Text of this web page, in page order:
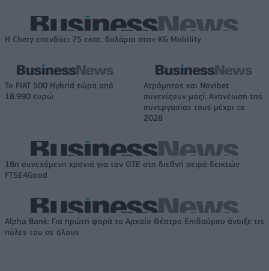
Η Chery επενδύει 75 εκατ. δολάρια στην KG Mobility
Το FIAT 500 Hybrid τώρα από
18.990 ευρώ
Ατρόμητος και Novibet
συνεχίζουν μαζί: Ανανέωση της
συνεργασίας τους μέχρι το
2028
18η συνεχόμενη χρονιά για τον ΟΤΕ στη διεθνή σειρά δεικτών
FTSE4Good
Alpha Bank: Για πρώτη φορά το Αρχαίο Θέατρο Επιδαύρου άνοιξε τις
πύλες του σε όλους